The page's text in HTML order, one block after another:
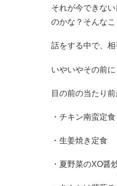
それが今できな
のかな？そんなこ
話をする中で、
いやいやその前
目の前の当たり
・チキン南蛮定食
・生姜焼き定食
・夏野菜のXO醤